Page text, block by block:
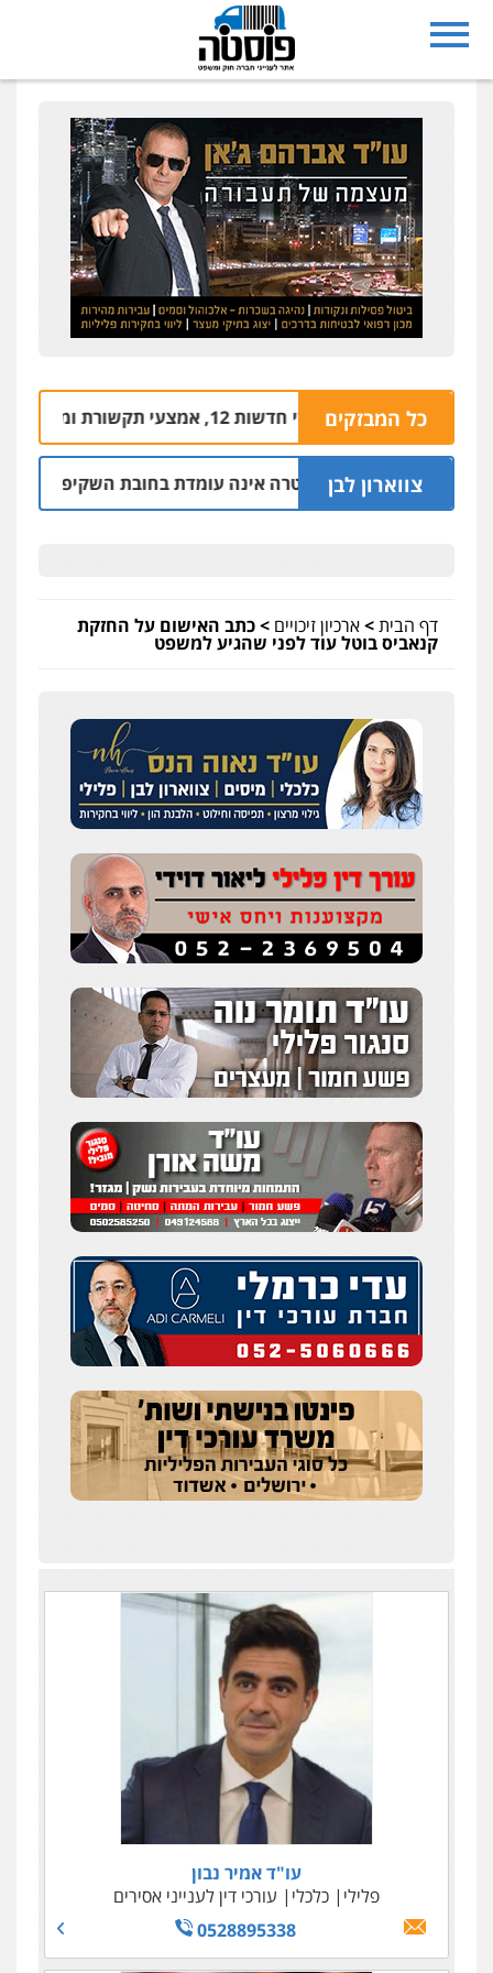
כל המבזקים
חדשות 12, אמצעי תקשורת ומשרד המשפטים
צווארון לבן
דעה: המשטרה אינה עומדת בחובת השקיפות לשינוי סף
דף הבית>ארכיון זיכויים >כתב האישום על החזקת
קנאביס בוטל עוד לפני שהגיע למשפט
עו"ד אמיר נבון
פלילי
כלכלי
עורכי דין לענייני אסירים
0528895338
עו"ד טליה גרידיש
פלילי כלכלי צבאי עורכי דין לענייני אסירים
0523307111